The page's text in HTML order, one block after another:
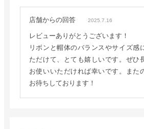
店舗からの回答 2025.7.16
レビューありがとうございます！
リボンと帽体のバランスやサイズ感
ただけて、とても嬉しいです。ぜひ
お使いいただければ幸いです。また
お待ちしております！